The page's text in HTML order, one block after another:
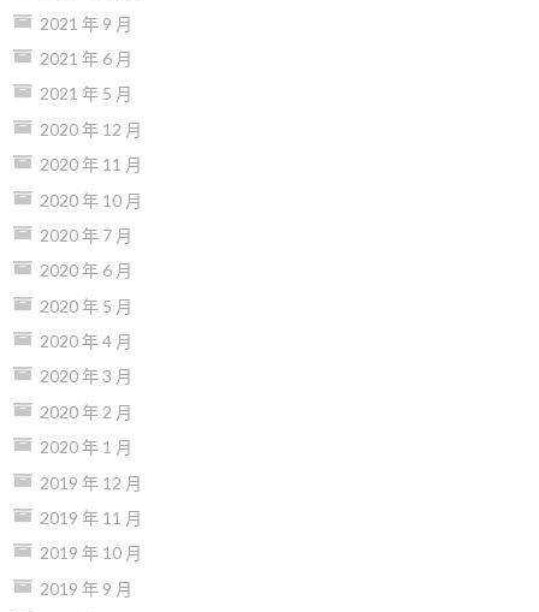
2021 年 9 月
2021 年 6 月
2021 年 5 月
2020 年 12 月
2020 年 11 月
2020 年 10 月
2020 年 7 月
2020 年 6 月
2020 年 5 月
2020 年 4 月
2020 年 3 月
2020 年 2 月
2020 年 1 月
2019 年 12 月
2019 年 11 月
2019 年 10 月
2019 年 9 月